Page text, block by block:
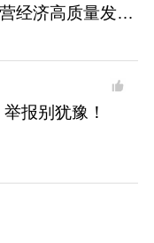
经济高质量发展
报别犹豫！